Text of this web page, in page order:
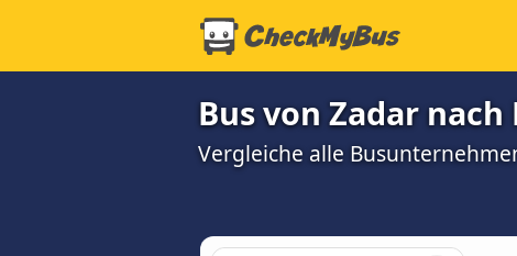
Bus von Zadar nach
Vergleiche alle